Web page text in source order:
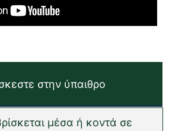
στην ύπαιθρο
μέσα ή κοντά σε